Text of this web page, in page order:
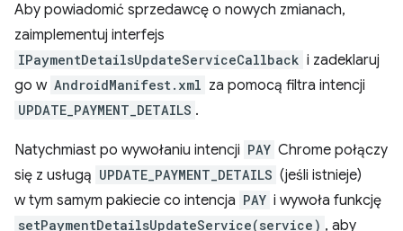
Aby powiadomić sprzedawcę o nowych zmianach,
zaimplementuj interfejs
IPaymentDetailsUpdateServiceCallback i zadeklaruj
go w AndroidManifest.xml za pomocą filtra intencji
UPDATE_PAYMENT_DETAILS .
Natychmiast po wywołaniu intencji PAY Chrome połączy
się z usługą UPDATE_PAYMENT_DETAILS (jeśli istnieje)
w tym samym pakiecie co intencja PAY i wywoła funkcję
setPaymentDetailsUpdateService(service) , aby